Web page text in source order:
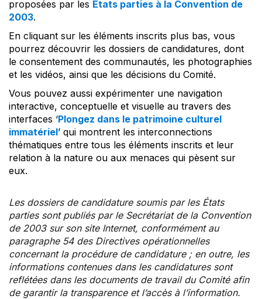
proposées par les États parties à la Convention de
2003.
En cliquant sur les éléments inscrits plus bas, vous
pourrez découvrir les dossiers de candidatures, dont
le consentement des communautés, les photographies
et les vidéos, ainsi que les décisions du Comité.
Vous pouvez aussi expérimenter une navigation
interactive, conceptuelle et visuelle au travers des
interfaces ‘Plongez dans le patrimoine culturel
immatériel’ qui montrent les interconnections
thématiques entre tous les éléments inscrits et leur
relation à la nature ou aux menaces qui pèsent sur
eux.
Les dossiers de candidature soumis par les États
parties sont publiés par le Secrétariat de la Convention
de 2003 sur son site Internet, conformément au
paragraphe 54 des Directives opérationnelles
concernant la procédure de candidature ; en outre, les
informations contenues dans les candidatures sont
reflétées dans les documents de travail du Comité afin
de garantir la transparence et l’accès à l’information.